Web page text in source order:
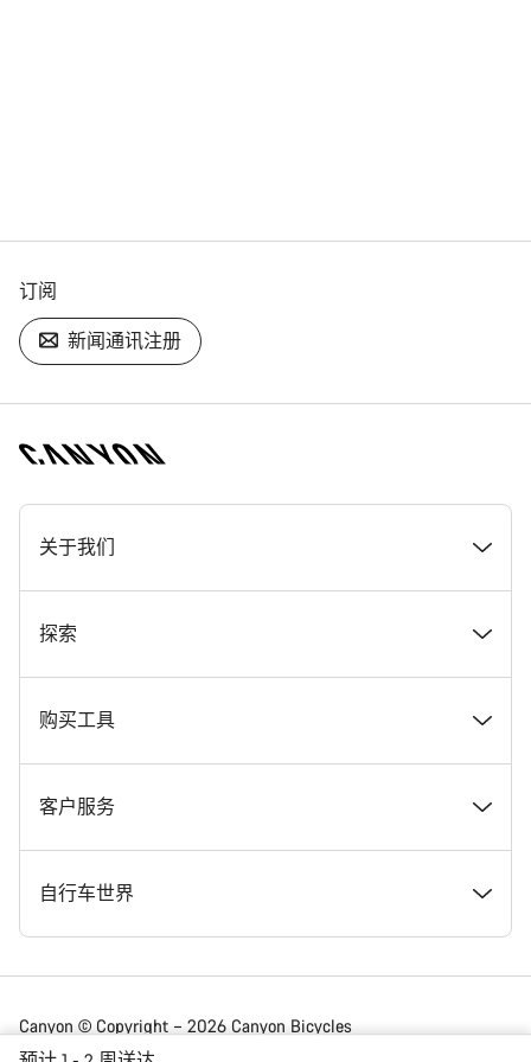
订阅
新闻通讯注册
[footer.linksList.title]
关于我们
奖项
在 Canyon 工作
Canyon 新闻发布室
条款和条件
法律披露
探索
新闻和故事
提示和建议
Canyon Home Koblenz
会员礼遇
购买工具
找到您梦寐以求的 Canyon 自行车
现货自行车
找到您的 Canyon 尺寸
客户服务
支持中心
服务网点
自行车世界
公路车
Canyon © Copyright – 2026 Canyon Bicycles
GmbH – 保留所有权利